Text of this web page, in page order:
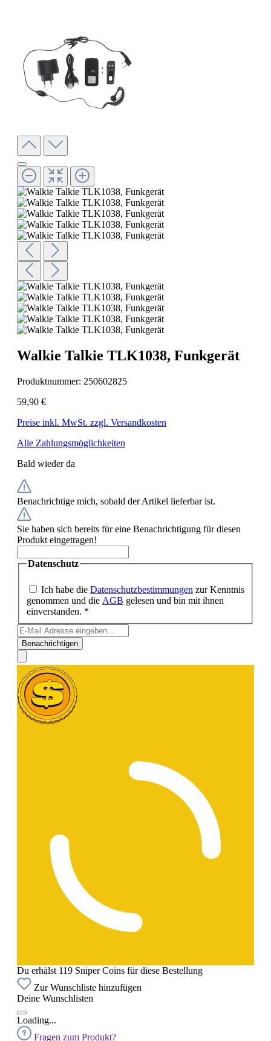
Walkie Talkie TLK1038, Funkgerät
Produktnummer: 250602825
59,90 €
Preise inkl. MwSt. zzgl. Versandkosten
Alle Zahlungsmöglichkeiten
Bald wieder da
Benachrichtige mich, sobald der Artikel lieferbar ist.
Sie haben sich bereits für eine Benachrichtigung für diesen
Produkt eingetragen!
Datenschutz
Ich habe die Datenschutzbestimmungen zur Kenntnis
genommen und die AGB gelesen und bin mit ihnen
einverstanden. *
Benachrichtigen
Du erhälst 119 Sniper Coins für diese Bestellung
Zur Wunschliste hinzufügen
Deine Wunschlisten
Loading...
Fragen zum Produkt?